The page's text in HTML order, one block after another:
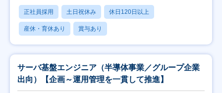
正社員採用 土日祝休み 休日120日以上
産休・育休あり 賞与あり
サーバ基盤エンジニア（半導体事業／グループ企業
出向）【企画～運用管理を一貫して推進】